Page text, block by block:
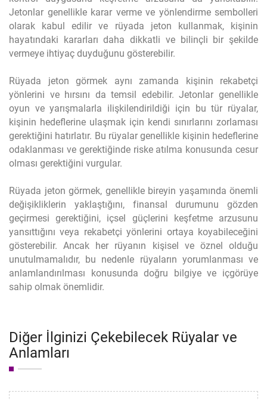
Jetonlar genellikle karar verme ve yönlendirme sembolleri
olarak kabul edilir ve rüyada jeton kullanmak, kişinin
hayatındaki kararları daha dikkatli ve bilinçli bir şekilde
vermeye ihtiyaç duyduğunu gösterebilir.
Rüyada jeton görmek aynı zamanda kişinin rekabetçi
yönlerini ve hırsını da temsil edebilir. Jetonlar genellikle
oyun ve yarışmalarla ilişkilendirildiği için bu tür rüyalar,
kişinin hedeflerine ulaşmak için kendi sınırlarını zorlaması
gerektiğini hatırlatır. Bu rüyalar genellikle kişinin hedeflerine
odaklanması ve gerektiğinde riske atılma konusunda cesur
olması gerektiğini vurgular.
Rüyada jeton görmek, genellikle bireyin yaşamında önemli
değişikliklerin yaklaştığını, finansal durumunu gözden
geçirmesi gerektiğini, içsel güçlerini keşfetme arzusunu
yansıttığını veya rekabetçi yönlerini ortaya koyabileceğini
gösterebilir. Ancak her rüyanın kişisel ve öznel olduğu
unutulmamalıdır, bu nedenle rüyaların yorumlanması ve
anlamlandırılması konusunda doğru bilgiye ve içgörüye
sahip olmak önemlidir.
Diğer İlginizi Çekebilecek Rüyalar ve
Anlamları